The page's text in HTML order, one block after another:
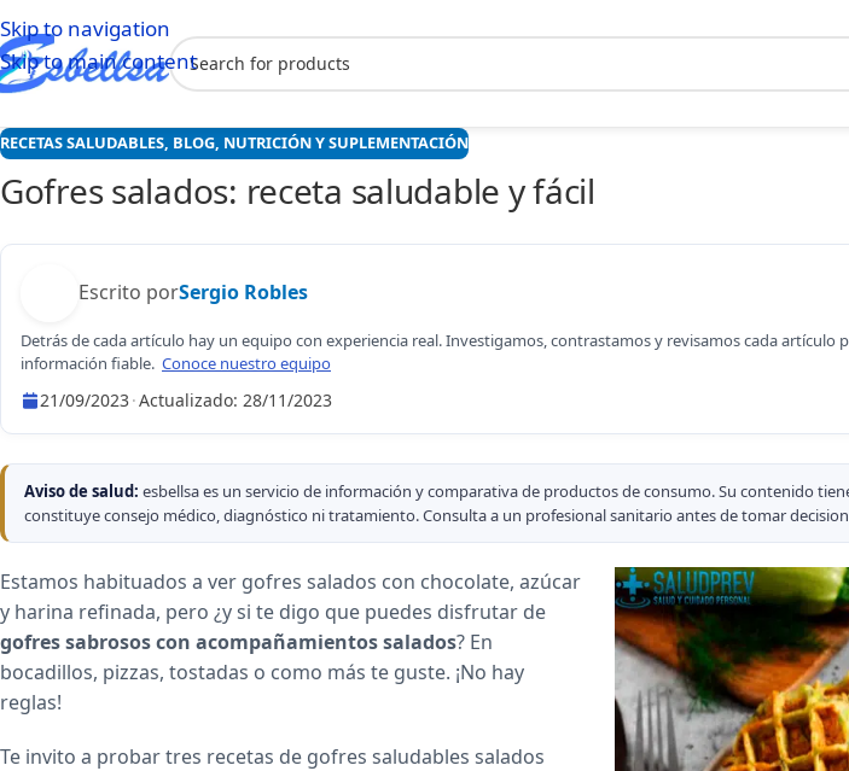
Skip to navigation
Skip to main content
RECETAS SALUDABLES, BLOG, NUTRICIÓN Y SUPLEMENTACIÓN
Gofres salados: receta saludable y fácil
Escrito porSergio Robles
Detrás de cada artículo hay un equipo con experiencia real. Investigamos, contrastamos y revisamos cada artículo
información fiable. Conoce nuestro equipo
21/09/2023·Actualizado: 28/11/2023
Sergio Robles
Aviso de salud: esbellsa es un servicio de información y comparativa de productos de consumo. Su contenido
constituye consejo médico, diagnóstico ni tratamiento. Consulta a un profesional sanitario antes de tomar
Estamos habituados a ver gofres salados con chocolate, azúcar
y harina refinada, pero ¿y si te digo que puedes disfrutar de
gofres sabrosos con acompañamientos salados? En
bocadillos, pizzas, tostadas o como más te guste. ¡No hay
reglas!
Te invito a probar tres recetas de gofres saludables salados